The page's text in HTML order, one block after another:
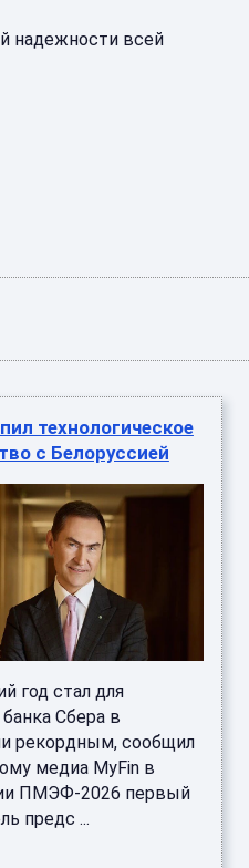
надежности всей
технологическое
с Белоруссией
год стал для
Сбера в
рекордным, сообщил
медиа MyFin в
ПМЭФ-2026 первый
предс ...